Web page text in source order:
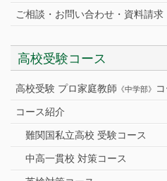
ご相談・お問い合わせ・資料請求
高校受験コース
高校受験 プロ家庭教師 《中学部》
コース紹介
難関国私立高校 受験コース
中高一貫校 対策コース